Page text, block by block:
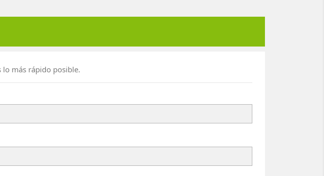
lo más rápido posible.